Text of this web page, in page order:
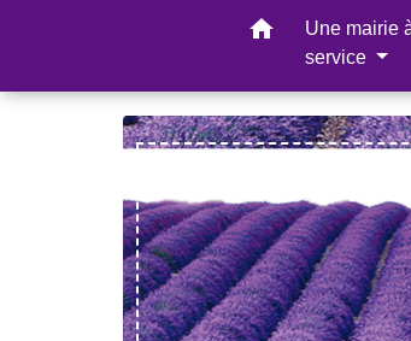
home
Une mairie
service